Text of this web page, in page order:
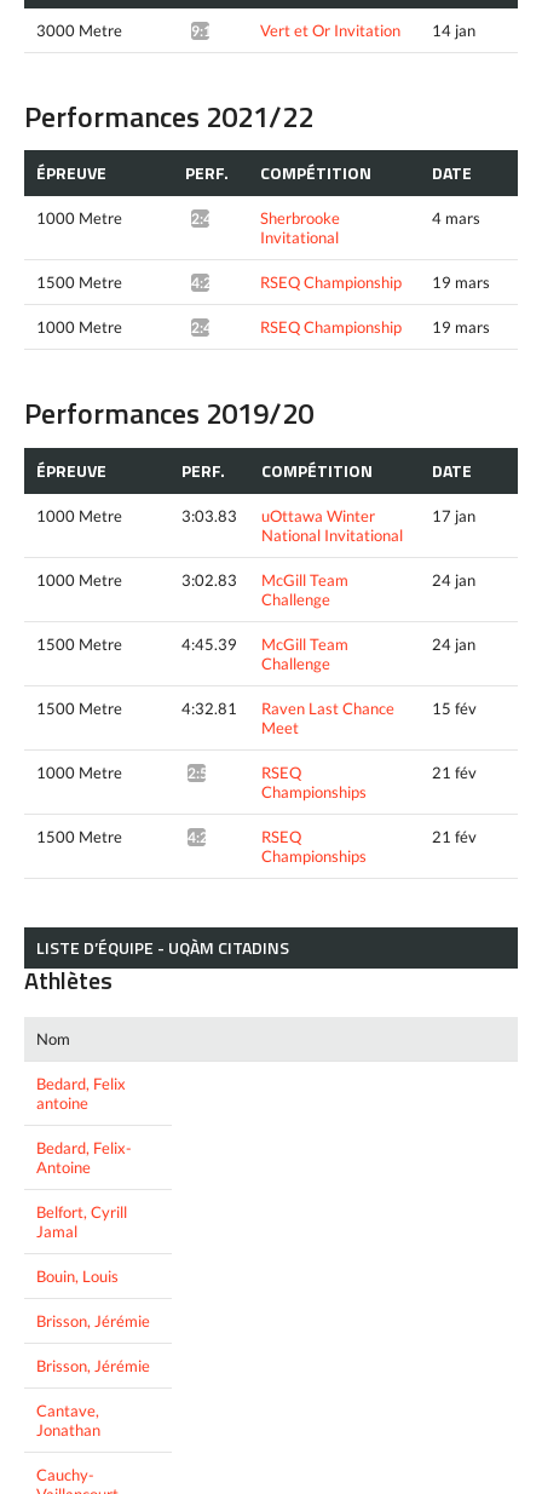
3000 Metre 9:15.39^ Vert et Or Invitation 14 jan
Performances 2021/22
ÉPREUVE PERF. COMPÉTITION DATE
1000 Metre 2:48.58^
Sherbrooke
Invitational
4 mars
1500 Metre 4:23.01^ RSEQ Championship 19 mars
1000 Metre 2:44.99^ RSEQ Championship 19 mars
Performances 2019/20
ÉPREUVE PERF. COMPÉTITION DATE
1000 Metre 3:03.83
uOttawa Winter
National Invitational
17 jan
1000 Metre 3:02.83
McGill Team
Challenge
24 jan
1500 Metre 4:45.39
McGill Team
Challenge
24 jan
1500 Metre 4:32.81
Raven Last Chance
Meet
15 fév
1000 Metre 2:50.87*
RSEQ
Championships
21 fév
1500 Metre 4:29.91*
RSEQ
Championships
21 fév
LISTE D’ÉQUIPE - UQÀM CITADINS
Athlètes
Nom
Bedard, Felix
antoine
Bedard, Felix-
Antoine
Belfort, Cyrill
Jamal
Bouin, Louis
Brisson, Jérémie
Brisson, Jérémie
Cantave,
Jonathan
Cauchy-